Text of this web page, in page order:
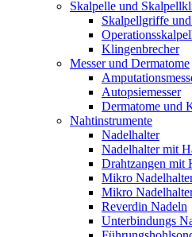
Skalpelle und
Skalpellgriffe
Klingenbrecher
Messer und Dermatome
Autopsiemesser
Dermatome und
Nahtinstrumente
Nadelhalter
Nadelhalter mit
Drahtzangen mit
Mikro
Mikro
Reverdin Nadeln
Unterbindungs